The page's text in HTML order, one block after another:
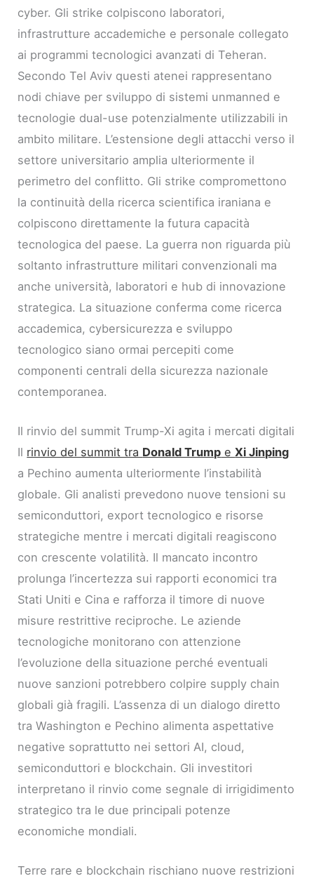
cyber. Gli strike colpiscono laboratori,
infrastrutture accademiche e personale collegato
ai programmi tecnologici avanzati di Teheran.
Secondo Tel Aviv questi atenei rappresentano
nodi chiave per sviluppo di sistemi unmanned e
tecnologie dual-use potenzialmente utilizzabili in
ambito militare. L’estensione degli attacchi verso il
settore universitario amplia ulteriormente il
perimetro del conflitto. Gli strike compromettono
la continuità della ricerca scientifica iraniana e
colpiscono direttamente la futura capacità
tecnologica del paese. La guerra non riguarda più
soltanto infrastrutture militari convenzionali ma
anche università, laboratori e hub di innovazione
strategica. La situazione conferma come ricerca
accademica, cybersicurezza e sviluppo
tecnologico siano ormai percepiti come
componenti centrali della sicurezza nazionale
contemporanea.
Il rinvio del summit Trump-Xi agita i mercati digitali
Il rinvio del summit tra Donald Trump eXi Jinping
a Pechino aumenta ulteriormente l’instabilità
globale. Gli analisti prevedono nuove tensioni su
semiconduttori, export tecnologico e risorse
strategiche mentre i mercati digitali reagiscono
con crescente volatilità. Il mancato incontro
prolunga l’incertezza sui rapporti economici tra
Stati Uniti e Cina e rafforza il timore di nuove
misure restrittive reciproche. Le aziende
tecnologiche monitorano con attenzione
l’evoluzione della situazione perché eventuali
nuove sanzioni potrebbero colpire supply chain
globali già fragili. L’assenza di un dialogo diretto
tra Washington e Pechino alimenta aspettative
negative soprattutto nei settori AI, cloud,
semiconduttori e blockchain. Gli investitori
interpretano il rinvio come segnale di irrigidimento
strategico tra le due principali potenze
economiche mondiali.
Terre rare e blockchain rischiano nuove restrizioni